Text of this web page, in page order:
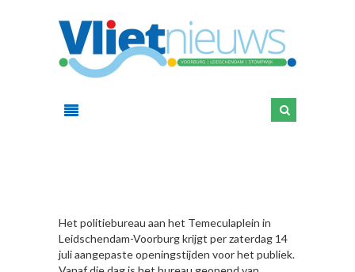
Het politiebureau aan het Temeculaplein in
Leidschendam-Voorburg krijgt per zaterdag 14
juli aangepaste openingstijden voor het publiek.